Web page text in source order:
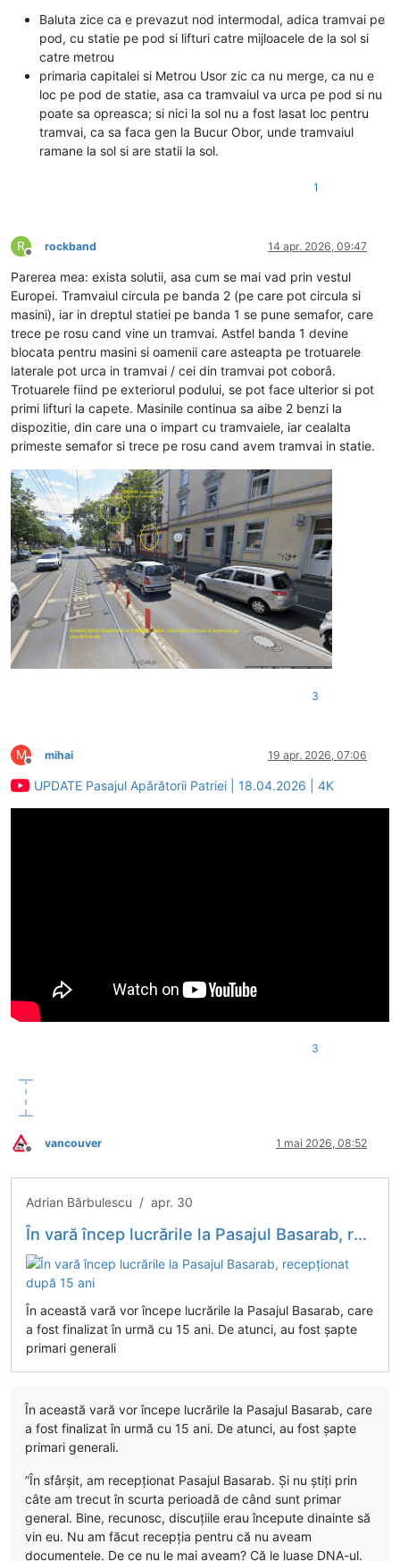
Baluta zice ca e prevazut nod intermodal, adica tramvai pe
pod, cu statie pe pod si lifturi catre mijloacele de la sol si
catre metrou
primaria capitalei si Metrou Usor zic ca nu merge, ca nu e
loc pe pod de statie, asa ca tramvaiul va urca pe pod si nu
poate sa opreasca; si nici la sol nu a fost lasat loc pentru
tramvai, ca sa faca gen la Bucur Obor, unde tramvaiul
ramane la sol si are statii la sol.
1
R
Deconectat
rockband 14 apr. 2026, 09:47
Parerea mea: exista solutii, asa cum se mai vad prin vestul
Europei. Tramvaiul circula pe banda 2 (pe care pot circula si
masini), iar in dreptul statiei pe banda 1 se pune semafor, care
trece pe rosu cand vine un tramvai. Astfel banda 1 devine
blocata pentru masini si oamenii care asteapta pe trotuarele
laterale pot urca in tramvai / cei din tramvai pot coborâ.
Trotuarele fiind pe exteriorul podului, se pot face ulterior si pot
primi lifturi la capete. Masinile continua sa aibe 2 benzi la
dispozitie, din care una o impart cu tramvaiele, iar cealalta
primeste semafor si trece pe rosu cand avem tramvai in statie.
3
M
Deconectat
mihai 19 apr. 2026, 07:06
UPDATE Pasajul Apărătorii Patriei | 18.04.2026 | 4K
3
Deconectat
vancouver 1 mai 2026, 08:52
Adrian Bărbulescu / apr. 30
În vară încep lucrările la Pasajul Basarab, recepționat după 15 ani
În această vară vor începe lucrările la Pasajul Basarab, care
a fost finalizat în urmă cu 15 ani. De atunci, au fost șapte
primari generali
În această vară vor începe lucrările la Pasajul Basarab, care
a fost finalizat în urmă cu 15 ani. De atunci, au fost șapte
primari generali.
”În sfârșit, am recepționat Pasajul Basarab. Și nu știți prin
câte am trecut în scurta perioadă de când sunt primar
general. Bine, recunosc, discuțiile erau începute dinainte să
vin eu. Nu am făcut recepția pentru că nu aveam
documentele. De ce nu le mai aveam? Că le luase DNA-ul.